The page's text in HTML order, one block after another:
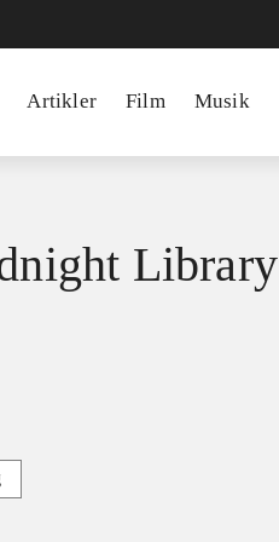
Artikler Film Musik
Library